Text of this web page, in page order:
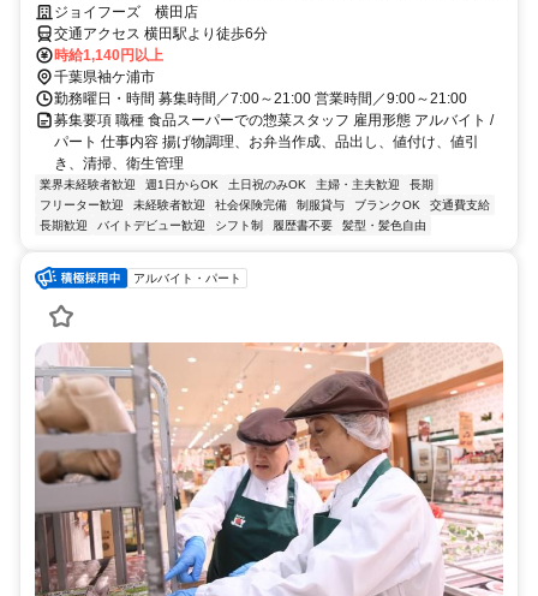
ト大歓迎♪
ジョイフーズ 横田店
交通アクセス 横田駅より徒歩6分
時給1,140円以上
千葉県袖ケ浦市
勤務曜日・時間 募集時間／7:00～21:00 営業時間／9:00～21:00
募集要項 職種 食品スーパーでの惣菜スタッフ 雇用形態 アルバイト /
パート 仕事内容 揚げ物調理、お弁当作成、品出し、値付け、値引
き、清掃、衛生管理
業界未経験者歓迎 週1日からOK 土日祝のみOK 主婦・主夫歓迎
長期
フリーター歓迎
未経験者歓迎 社会保険完備 制服貸与 ブランクOK
交通費支給
長期歓迎
バイトデビュー歓迎 シフト制 履歴書不要 髪型・髪色自由
アルバイト・パート